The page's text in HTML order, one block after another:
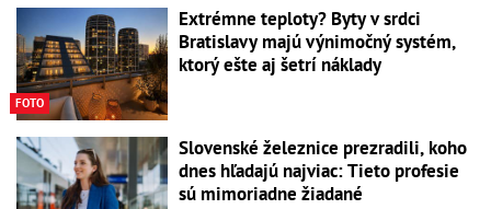
FOTO
Extrémne teploty? Byty v srdci
Bratislavy majú výnimočný systém,
ktorý ešte aj šetrí náklady
Slovenské železnice prezradili, koho
dnes hľadajú najviac: Tieto profesie
sú mimoriadne žiadané